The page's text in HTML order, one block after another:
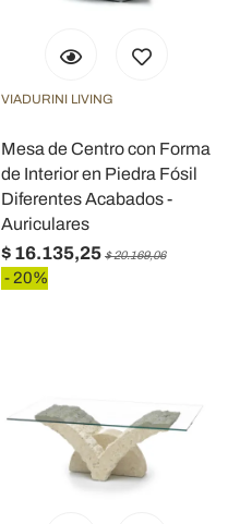
VIADURINI LIVING
Mesa de Centro con Forma
de Interior en Piedra Fósil
Diferentes Acabados -
Auriculares
$ 16.135,25 $ 20.169,06
- 20%